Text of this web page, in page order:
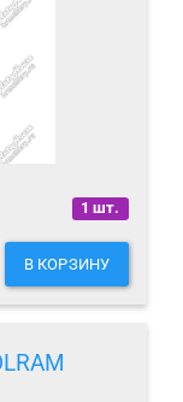
1 шт.
В КОРЗИНУ